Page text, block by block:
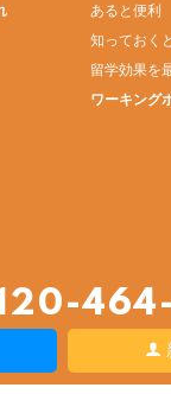
あると便利
知っておく
留学効果を
ワーキング